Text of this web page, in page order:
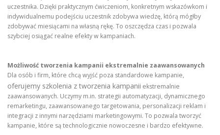
uczestnika. Dzięki praktycznym ćwiczeniom, konkretnym wskazówkom i
indywidualnemu podejściu uczestnik zdobywa wiedzę, którą mógłby
zdobywać miesiącami na własną rękę. To oszczędza czas i pozwala
szybciej osiągać realne efekty w kampaniach.
Możliwość tworzenia kampanii ekstremalnie zaawansowanych
Dla osób i firm, które chcą wyjść poza standardowe kampanie,
oferujemy szkolenia z tworzenia kampanii ekstremalnie
zaawansowanych. Uczymy m.in. strategii automatyzacji, dynamicznego
remarketingu, zaawansowanego targetowania, personalizacji reklam i
integracji z innymi narzędziami marketingowymi. To pozwala tworzyć
kampanie, które są technologicznie nowoczesne i bardzo efektywne.